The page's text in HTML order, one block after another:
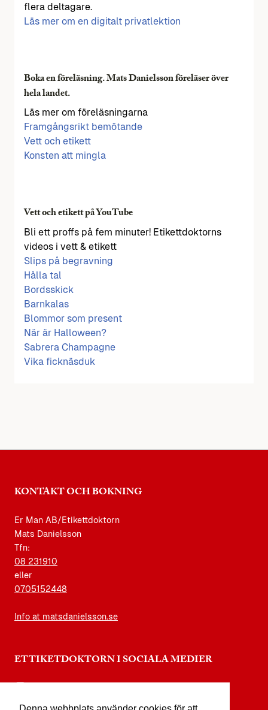
flera deltagare.
Läs mer om en digitalt privatlektion
Boka en föreläsning. Mats Danielsson föreläser över
hela landet.
Läs mer om föreläsningarna
Framgångsrikt bemötande
Vett och etikett
Konsten att mingla
Vett och etikett på YouTube
Bli ett proffs på fem minuter! Etikettdoktorns
videos i vett & etikett
Slips på begravning
Hålla tal
Bordsskick
Barnkalas
Blommor som present
När är Halloween?
Sabrera Champagne
Vika ficknäsduk
KONTAKT OCH BOKNING
Er Man AB/Etikettdoktorn
Mats Danielsson
Tfn:
08 231910
eller
0705152448
Info at matsdanielsson.se
ETTIKETDOKTORN I SOCIALA MEDIER